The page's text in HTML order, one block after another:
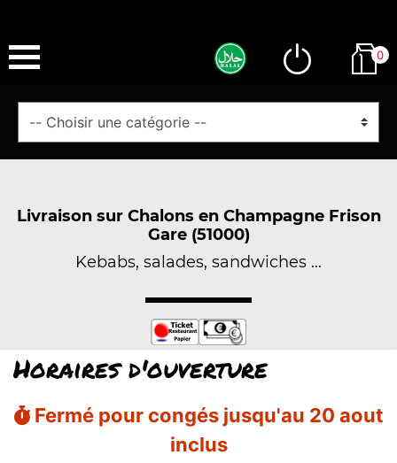
0
Livraison sur Chalons en Champagne Frison
Gare (51000)
Kebabs, salades, sandwiches ...
Horaires d'ouverture
Fermé pour congés jusqu'au 20 aout
inclus